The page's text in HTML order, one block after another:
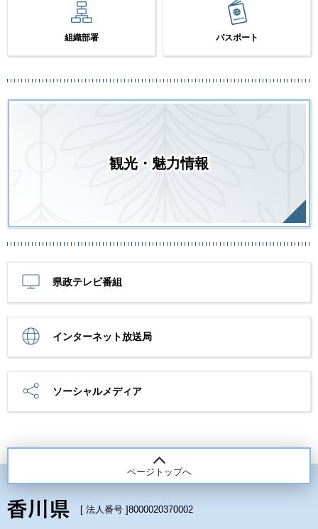
組織部署 パスポート
観光・魅力情報
県政テレビ番組
インターネット放送局
ソーシャルメディア
ページトップへ
[ 法人番号 ]8000020370002